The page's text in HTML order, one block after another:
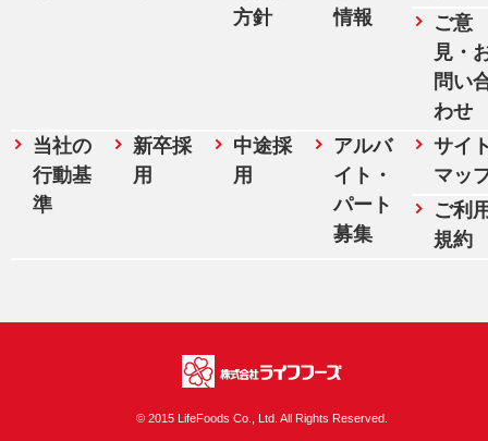
方針
情報
ご意
見・
問い
わせ
当社の
行動基
準
新卒採
用
中途採
用
アルバ
イト・
パート
募集
サイ
マッ
ご利
規約
© 2015 LifeFoods Co., Ltd. All Rights Reserved.